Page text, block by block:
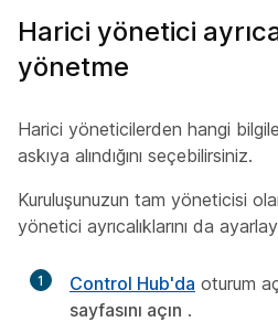
Harici yönetici
yönetme
Harici yöneticilerden hangi
askıya alındığını seçebilirsiniz.
Kuruluşunuzun tam yöneticisi
yönetici ayrıcalıklarını da
1 Control Hub'da oturum
sayfasını açın .